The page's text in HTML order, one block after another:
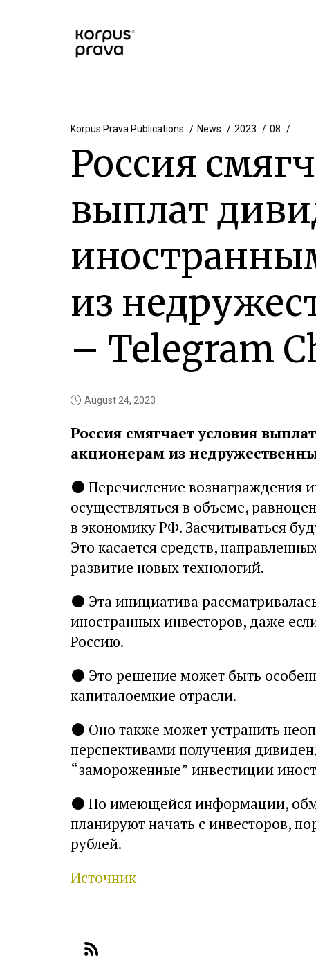
Korpus Prava.Publications News 2023 08
Россия
выплат
из
– Telegram
August 24, 2023
Россия смягчает условия
акционерам из
⚫ Перечисление вознаграждения
осуществляться в объеме,
в экономику РФ. Засчитываться
Это касается средств,
развитие новых технологий.
⚫ Эта инициатива
иностранных инвесторов, даже
Россию.
⚫ Это решение может быть
капиталоемкие отрасли.
⚫ Оно также может устранить
перспективами получения
“замороженные” инвестиции
⚫ По имеющейся информации,
планируют начать с инвесторов,
рублей.
Источник